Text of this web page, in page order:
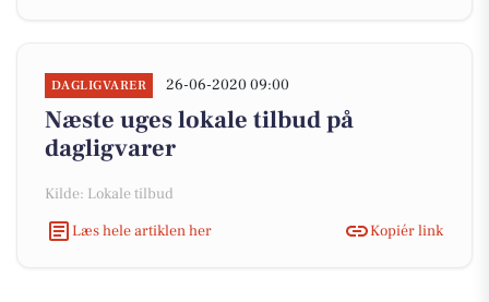
DAGLIGVARER 26-06-2020 09:00
Næste uges lokale tilbud på
dagligvarer
Kilde: Lokale tilbud
Læs hele artiklen her
Kopiér link